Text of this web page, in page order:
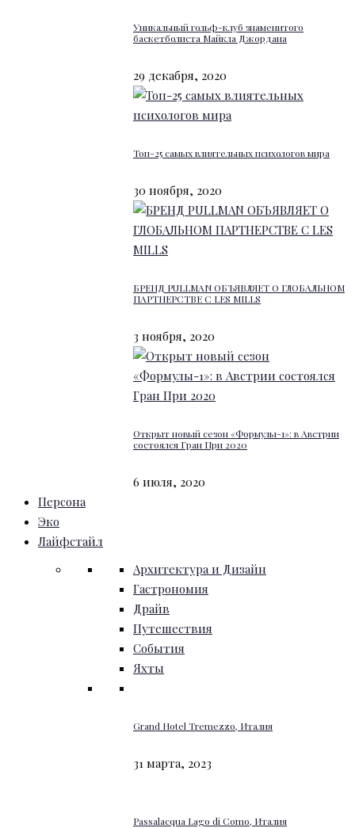
Уникальный гольф-клуб знаменитого
баскетболиста Майкла Джордана
29 декабря, 2020
Топ-25 самых влиятельных психологов мира
30 ноября, 2020
БРЕНД PULLMAN ОБЪЯВЛЯЕТ О ГЛОБАЛЬНОМ
ПАРТНЕРСТВЕ С LES MILLS
3 ноября, 2020
Открыт новый сезон «Формулы-1»: в Австрии
состоялся Гран При 2020
6 июля, 2020
Персона
Эко
Лайфстайл
Архитектура и Дизайн
Гастрономия
Драйв
Путешествия
События
Яхты
Grand Hotel Tremezzo, Италия
31 марта, 2023
Passalacqua Lago di Como, Италия